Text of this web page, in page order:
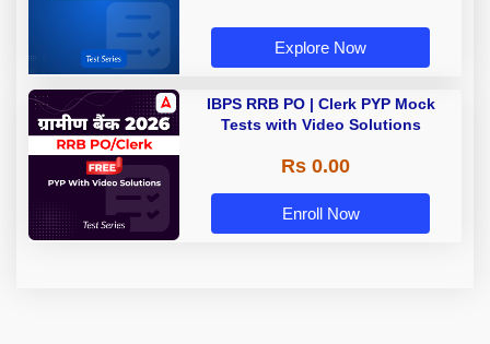
Explore Now
IBPS RRB PO | Clerk PYP Mock
Tests with Video Solutions
Rs 0.00
Enroll Now